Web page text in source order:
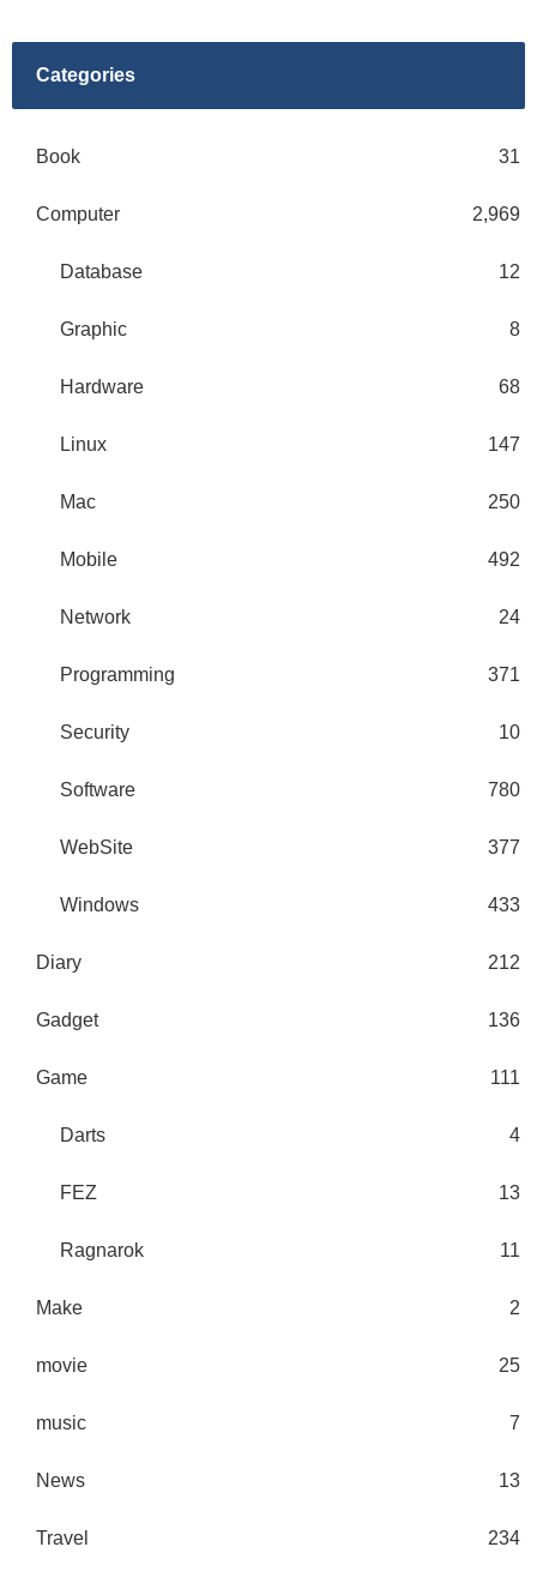
Categories
Book 31
Computer 2,969
Database 12
Graphic 8
Hardware 68
Linux 147
Mac 250
Mobile 492
Network 24
Programming 371
Security 10
Software 780
WebSite 377
Windows 433
Diary 212
Gadget 136
Game 111
Darts 4
FEZ 13
Ragnarok 11
Make 2
movie 25
music 7
News 13
Travel 234